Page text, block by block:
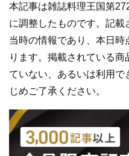
本記事は雑誌料理王国第
に調整したものです。記載
当時の情報であり、本日
ります。掲載されている
ていない、あるいは利用
じめご了承ください。